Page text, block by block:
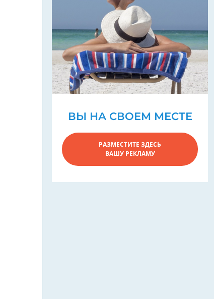
ВЫ НА СВОЕМ МЕСТЕ
РАЗМЕСТИТЕ ЗДЕСЬ
ВАШУ РЕКЛАМУ